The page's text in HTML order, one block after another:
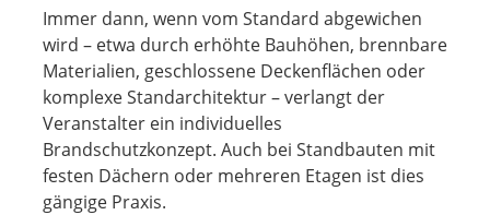
Immer dann, wenn vom Standard abgewichen
wird – etwa durch erhöhte Bauhöhen, brennbare
Materialien, geschlossene Deckenflächen oder
komplexe Standarchitektur – verlangt der
Veranstalter ein individuelles
Brandschutzkonzept. Auch bei Standbauten mit
festen Dächern oder mehreren Etagen ist dies
gängige Praxis.